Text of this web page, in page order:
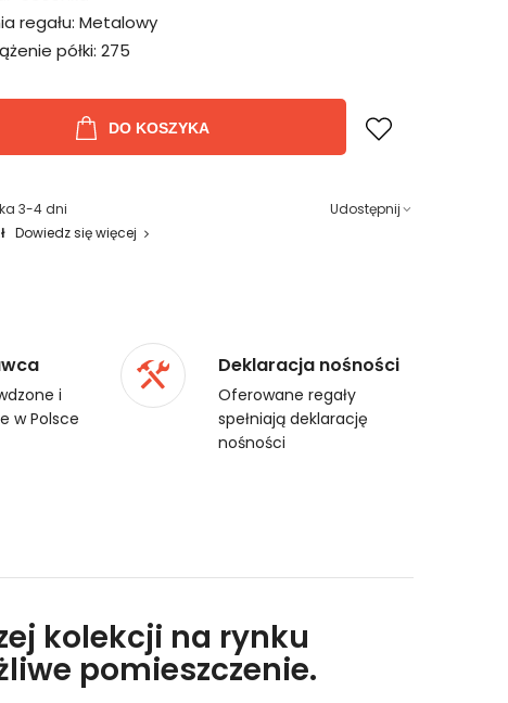
regału: Metalowy
półki: 275
DO KOSZYKA
3-4 dni
Dowiedz się więcej
Udostępnij
i
w Polsce
Deklaracja nośności
Oferowane regały
spełniają deklarację
nośności
kolekcji na rynku
pomieszczenie.